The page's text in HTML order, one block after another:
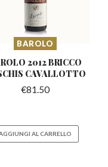
BAROLO
2012 BRICCO
CAVALLOTTO
€81.50
AL CARRELLO